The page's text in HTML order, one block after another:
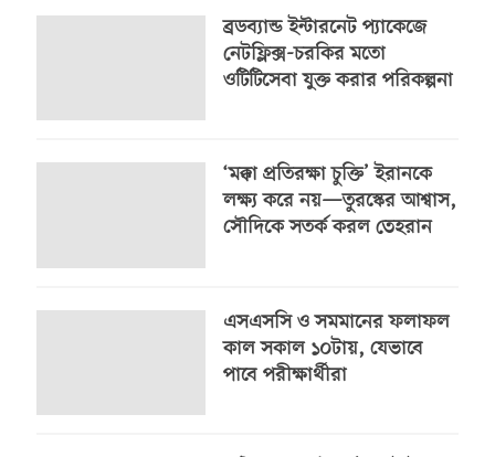
ব্রডব্যান্ড ইন্টারনেট প্যাকেজে
নেটফ্লিক্স-চরকির মতো
ওটিটিসেবা যুক্ত করার পরিকল্পনা
‘মক্কা প্রতিরক্ষা চুক্তি’ ইরানকে
লক্ষ্য করে নয়—তুরস্কের আশ্বাস,
সৌদিকে সতর্ক করল তেহরান
এসএসসি ও সমমানের ফলাফল
কাল সকাল ১০টায়, যেভাবে
পাবে পরীক্ষার্থীরা